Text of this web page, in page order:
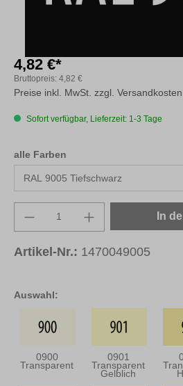
Auswahl:
0900
Transparent
0901
Transparent
Gelblich
4,82 €*
Bruttopreis: 4,82 €
Preise inkl. MwSt. zzgl. Versandkosten
Sofort verfügbar, Lieferzeit: 1-3 Tage
alle Farben
Produkt Anzahl: Gib In
Artikel-Nr.: 1470049005